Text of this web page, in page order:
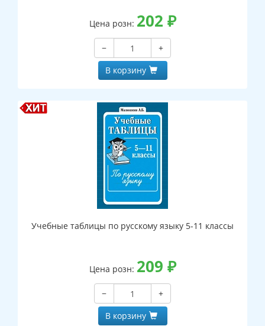
Цена розн: 202 ₽
−
+
В корзину
Учебные таблицы по русскому языку 5-11 классы
Цена розн: 209 ₽
−
+
В корзину